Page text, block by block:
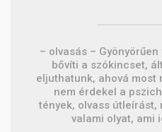
– olvasás –
bővíti a szókincset,
eljuthatunk, ahová most
nem érdekel a
tények, olvass útleírást,
valami olyat, ami